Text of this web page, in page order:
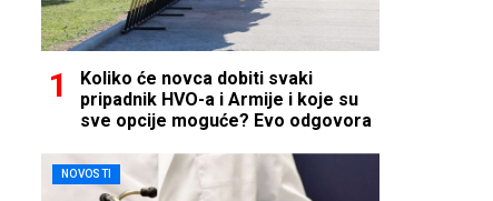
Koliko će novca dobiti svaki
pripadnik HVO-a i Armije i koje su
sve opcije moguće? Evo odgovora
NOVOSTI